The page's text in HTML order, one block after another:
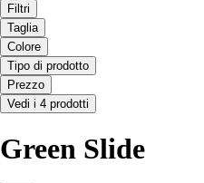
Filtri
Taglia
Colore
Tipo di prodotto
Prezzo
Vedi i 4 prodotti
Green Slide